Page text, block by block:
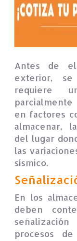
Antes de
exterior,
requiere
en factores
almacenar,
del lugar
las
sísmico.
En los
deben
procesos